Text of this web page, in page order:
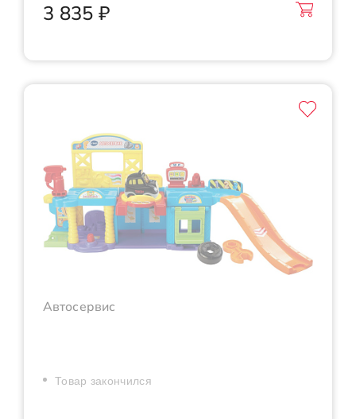
3 835 ₽
Автосервис
Товар закончился